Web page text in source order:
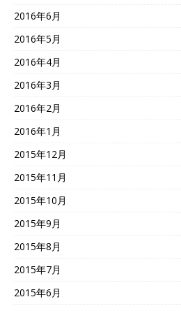
2016年6月
2016年5月
2016年4月
2016年3月
2016年2月
2016年1月
2015年12月
2015年11月
2015年10月
2015年9月
2015年8月
2015年7月
2015年6月